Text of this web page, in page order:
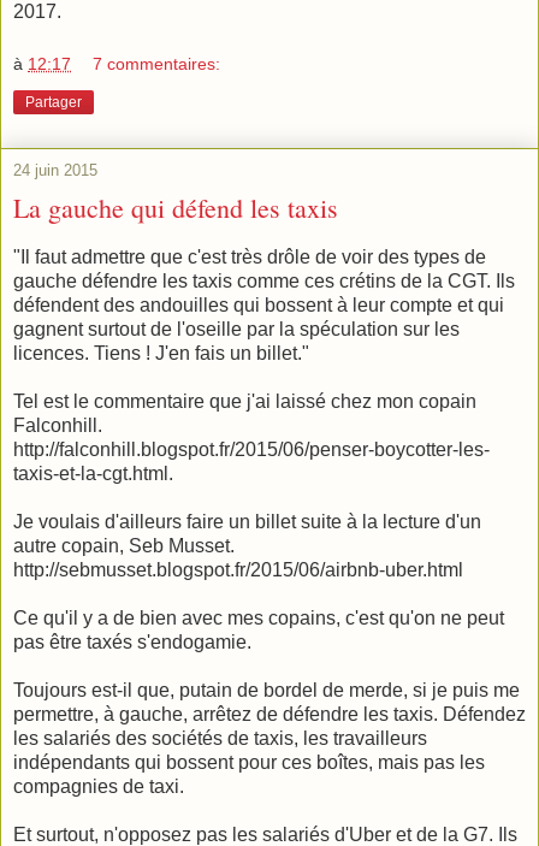
2017.
à 12:17 7 commentaires:
Partager
24 juin 2015
La gauche qui défend les taxis
"Il faut admettre que c'est très drôle de voir des types de
gauche défendre les taxis comme ces crétins de la CGT. Ils
défendent des andouilles qui bossent à leur compte et qui
gagnent surtout de l'oseille par la spéculation sur les
licences. Tiens ! J'en fais un billet."
Tel est le commentaire que j'ai laissé chez mon copain
Falconhill.
http://falconhill.blogspot.fr/2015/06/penser-boycotter-les-
taxis-et-la-cgt.html.
Je voulais d'ailleurs faire un billet suite à la lecture d'un
autre copain, Seb Musset.
http://sebmusset.blogspot.fr/2015/06/airbnb-uber.html
Ce qu'il y a de bien avec mes copains, c'est qu'on ne peut
pas être taxés s'endogamie.
Toujours est-il que, putain de bordel de merde, si je puis me
permettre, à gauche, arrêtez de défendre les taxis. Défendez
les salariés des sociétés de taxis, les travailleurs
indépendants qui bossent pour ces boîtes, mais pas les
compagnies de taxi.
Et surtout, n'opposez pas les salariés d'Uber et de la G7. Ils